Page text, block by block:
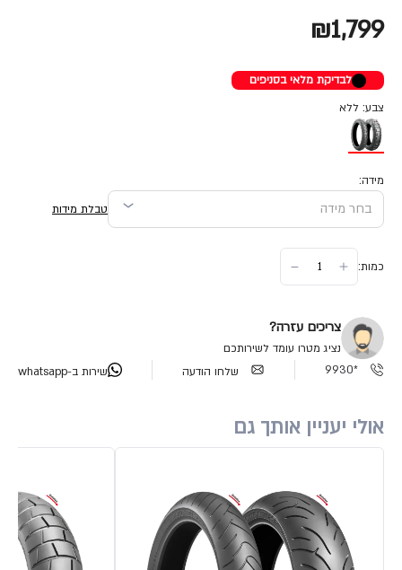
₪1,799
לבדיקת מלאי בסניפים
צבע: ללא
מידה:
טבלת מידות
כמות:
צריכים עזרה?
נציג מטרו עומד לשירותכם
*9930
שלחו הודעה שירות ב-whatsapp
אולי יעניין אותך גם